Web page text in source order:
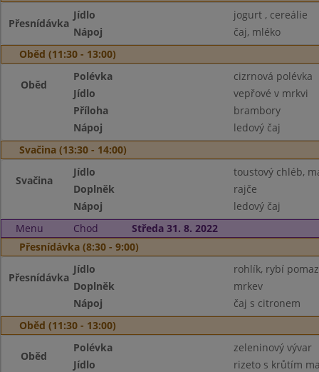
Přesnídávka
Jídlo
jogurt , cereálie
Nápoj
čaj, mléko
Oběd (11:30 - 13:00)
Oběd
Polévka
cizrnová polévka
Jídlo
vepřové v mrkvi
Příloha
brambory
Nápoj
ledový čaj
Svačina (13:30 - 14:00)
Svačina
Jídlo
toustový chléb,
Doplněk
rajče
Nápoj
ledový čaj
Menu
Chod
Středa 31. 8. 2022
Přesnídávka (8:30 - 9:00)
Přesnídávka
Jídlo
rohlík, rybí
Doplněk
mrkev
Nápoj
čaj s citronem
Oběd (11:30 - 13:00)
Oběd
Polévka
zeleninový vývar
Jídlo
rizeto s krůtím